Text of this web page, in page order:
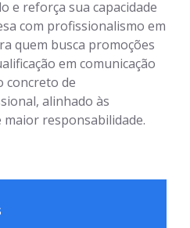
e reforça sua capacidade
com profissionalismo em
quem busca promoções
em comunicação
concreto de
alinhado às
maior responsabilidade.